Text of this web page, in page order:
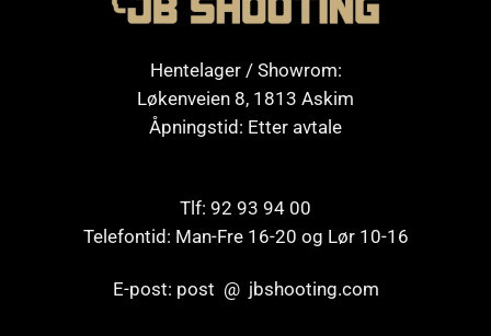
Hentelager / Showrom:
Løkenveien 8, 1813 Askim
Åpningstid: Etter avtale
Tlf: 92 93 94 00
Telefontid: Man-Fre 16-20 og Lør 10-16
E-post: post @ jbshooting.com